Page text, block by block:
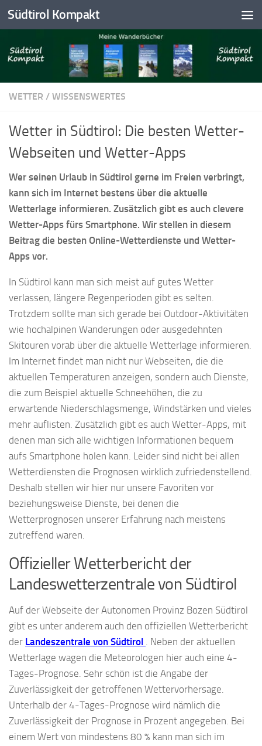
Skip to content
Südtirol Kompakt
WETTER / WISSENSWERTES
Wetter in Südtirol: Die besten Wetter-
Webseiten und Wetter-Apps
Wer seinen Urlaub in Südtirol gerne im Freien verbringt,
kann sich im Internet bestens über die aktuelle
Wetterlage informieren. Zusätzlich gibt es auch clevere
Wetter-Apps fürs Smartphone. Wir stellen in diesem
Beitrag die besten Online-Wetterdienste und Wetter-
Apps vor.
In Südtirol kann man sich meist auf gutes Wetter
verlassen, längere Regenperioden gibt es selten.
Trotzdem sollte man sich gerade bei Outdoor-Aktivitäten
wie hochalpinen Wanderungen oder ausgedehnten
Skitouren vorab über die aktuelle Wetterlage informieren.
Im Internet findet man nicht nur Webseiten, die die
aktuellen Temperaturen anzeigen, sondern auch Dienste,
die zum Beispiel aktuelle Schneehöhen, die zu
erwartende Niederschlagsmenge, Windstärken und vieles
mehr auflisten. Zusätzlich gibt es auch Wetter-Apps, mit
denen man sich alle wichtigen Informationen bequem
aufs Smartphone holen kann. Leider sind nicht bei allen
Wetterdiensten die Prognosen wirklich zufriedenstellend.
Deshalb stellen wir hier nur unsere Favoriten vor
beziehungsweise Dienste, bei denen die
Wetterprognosen unserer Erfahrung nach meistens
zutreffend waren.
Offizieller Wetterbericht der
Landeswetterzentrale von Südtirol
Auf der Webseite der Autonomen Provinz Bozen Südtirol
gibt es unter anderem auch den offiziellen Wetterbericht
der Landeszentrale von Südtirol . Neben der aktuellen
Wetterlage wagen die Meteorologen hier auch eine 4-
Tages-Prognose. Sehr schön ist die Angabe der
Zuverlässigkeit der getroffenen Wettervorhersage.
Unterhalb der 4-Tages-Prognose wird nämlich die
Zuverlässigkeit der Prognose in Prozent angegeben. Bei
einem Wert von mindestens 80 % kann man sich im